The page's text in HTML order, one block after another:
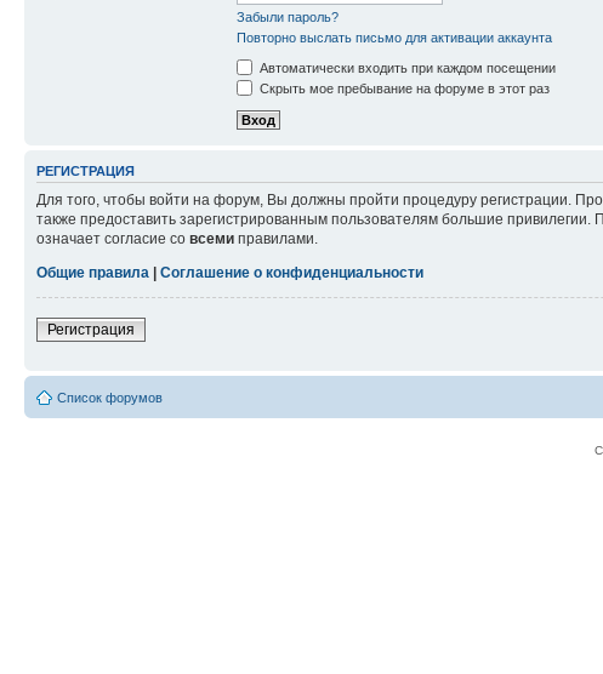
Забыли пароль?
Повторно выслать письмо для активации аккаунта
Автоматически входить при каждом посещении
Скрыть мое пребывание на форуме в этот раз
РЕГИСТРАЦИЯ
Для того, чтобы войти на форум, Вы должны пройти процедуру регистрации.
также предоставить зарегистрированным пользователям большие
означает согласие со всеми правилами.
Общие правила | Соглашение о конфиденциальности
Регистрация
Список форумов